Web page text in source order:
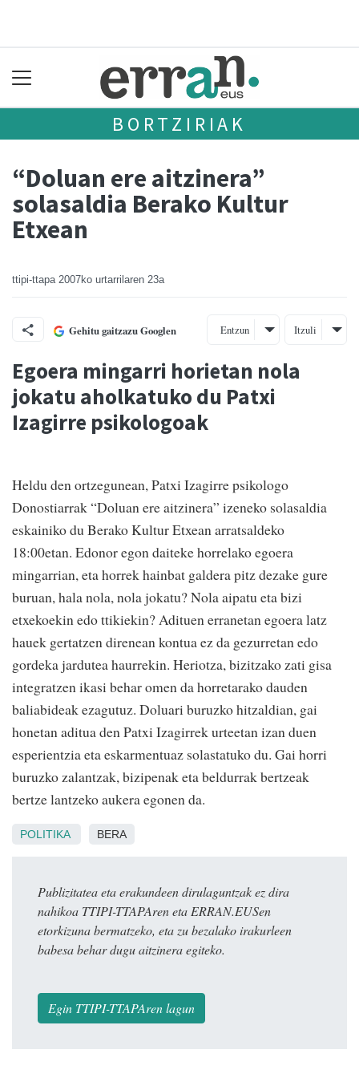
BORTZIRIAK
“Doluan ere aitzinera”
solasaldia Berako Kultur
Etxean
ttipi-ttapa 2007ko urtarrilaren 23a
Gehitu gaitzazu Googlen Entzun Itzuli
Egoera mingarri horietan nola
jokatu aholkatuko du Patxi
Izagirre psikologoak
Heldu den ortzegunean, Patxi Izagirre psikologo
Donostiarrak “Doluan ere aitzinera” izeneko solasaldia
eskainiko du Berako Kultur Etxean arratsaldeko
18:00etan. Edonor egon daiteke horrelako egoera
mingarrian, eta horrek hainbat galdera pitz dezake gure
buruan, hala nola, nola jokatu? Nola aipatu eta bizi
etxekoekin edo ttikiekin? Adituen erranetan egoera latz
hauek gertatzen direnean kontua ez da gezurretan edo
gordeka jardutea haurrekin. Heriotza, bizitzako zati gisa
integratzen ikasi behar omen da horretarako dauden
baliabideak ezagutuz. Doluari buruzko hitzaldian, gai
honetan aditua den Patxi Izagirrek urteetan izan duen
esperientzia eta eskarmentuaz solastatuko du. Gai horri
buruzko zalantzak, bizipenak eta beldurrak bertzeak
bertze lantzeko aukera egonen da.
POLITIKA BERA
Publizitatea eta erakundeen dirulaguntzak ez dira
nahikoa TTIPI-TTAPAren eta ERRAN.EUSen
etorkizuna bermatzeko, eta zu bezalako irakurleen
babesa behar dugu aitzinera egiteko.
Egin TTIPI-TTAPAren lagun